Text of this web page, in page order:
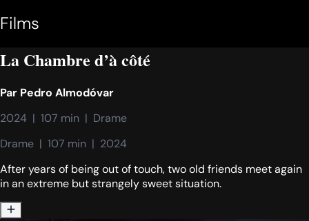
Films
La Chambre d’à côté
Par Pedro Almodóvar
2024  |  107 min  |  Drame
Drame  |  107 min  |  2024
After years of being out of touch, two old friends meet again
in an extreme but strangely sweet situation.